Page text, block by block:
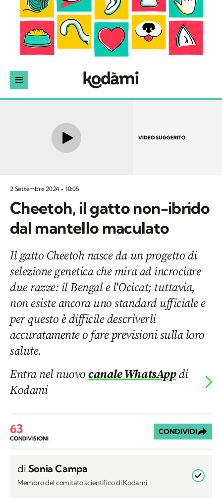
VIDEO SUGGERITO
2 Settembre 2024 10:05
Cheetoh, il gatto non-ibrido
dal mantello maculato
Il gatto Cheetoh nasce da un progetto di
selezione genetica che mira ad incrociare
due razze: il Bengal e l'Ocicat; tuttavia,
non esiste ancora uno standard ufficiale e
per questo è difficile descriverli
accuratamente o fare previsioni sulla loro
salute.
Entra nel nuovocanale WhatsAppdi
Kodami
63
CONDIVISIONI
CONDIVIDI
di Sonia Campa
Membro del comitato scientifico di Kodami